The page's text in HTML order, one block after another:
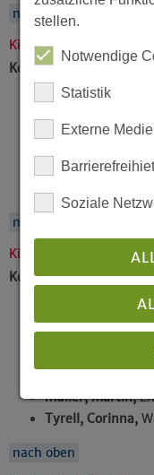
nach oben
Kirchenkreis Minden
Kontakt:
Kirchenkreis
Mertins, Michael,
32423 Minden
Brandt, Ernst-
nach oben
Kirchenkreis Münster
Kontakt: Kirchenkreis
Erdmann, Holger,
1-3, 48143
Stoll-Großhans,
Müller, Martin,
Tyrell, Corinna,
nach oben
stellen.
Notwendige
Statistik
Externe
Soziale